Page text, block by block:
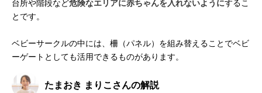
台所や階段など危険なエリアに赤ちゃんを入れないようにするこ
とです。
ベビーサークルの中には、柵（パネル）を組み替えることでベビ
ーゲートとしても活用できるものがあります。
たまおき まりこさんの解説